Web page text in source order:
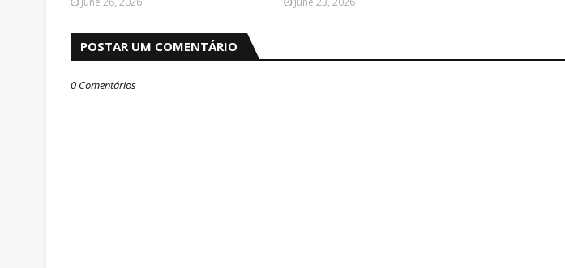
POSTAR UM COMENTÁRIO
0 Comentários